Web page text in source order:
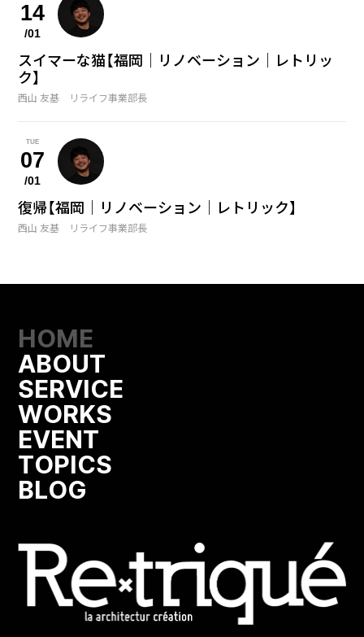
14
/01
スイマーな猫【福岡｜リノベーション｜レトリッ
ク】
西山 友基 リライフ事業部長
TUE
07
/01
復帰【福岡｜リノベーション｜レトリック】
西山 友基 リライフ事業部長
HOME
ABOUT
SERVICE
WORKS
EVENT
TOPICS
BLOG